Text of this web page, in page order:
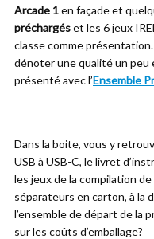
Arcade 1en façade et
préchargéset les 6 jeux
classe comme
dénoter une qualité un peu
présenté avec l’Ensemble
Dans la boite, vous y
USB à USB-C, le livret
les jeux de la compilation
séparateurs en carton, à la
l’ensemble de départ de la
sur les coûts d’emballage?